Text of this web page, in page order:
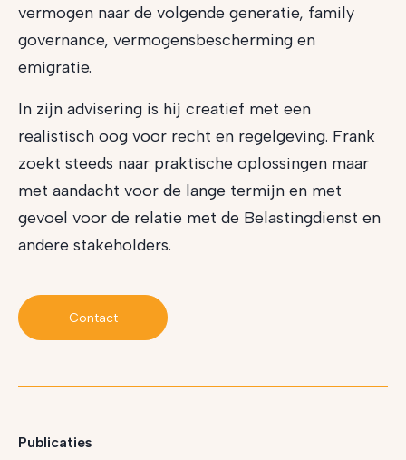
vermogen naar de volgende generatie, family
governance, vermogensbescherming en
emigratie.
In zijn advisering is hij creatief met een
realistisch oog voor recht en regelgeving. Frank
zoekt steeds naar praktische oplossingen maar
met aandacht voor de lange termijn en met
gevoel voor de relatie met de Belastingdienst en
andere stakeholders.
Contact
Publicaties